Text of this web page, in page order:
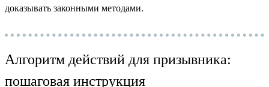
доказывать законными методами.
Алгоритм действий для призывника:
пошаговая инструкция